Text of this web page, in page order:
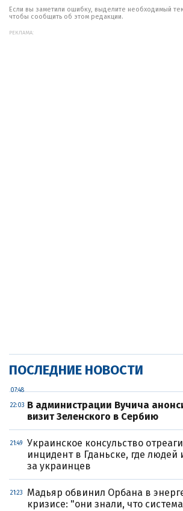
Если вы заметили ошибку, выделите необходимый
чтобы сообщить об этом редакции.
РЕКЛАМА:
ПОСЛЕДНИЕ НОВОСТИ
07:48
22:03 В администрации Вучича
визит Зеленского в Сербию
21:49
Украинское консульство
инцидент в Гданьске, где людей
за украинцев
21:23
Мадьяр обвинил Орбана в
кризисе: "они знали, что